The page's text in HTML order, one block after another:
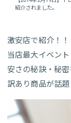
紹介されました。
激安店で紹介！！
当店最大イベン
安さの秘訣・秘密
訳あり商品が話題